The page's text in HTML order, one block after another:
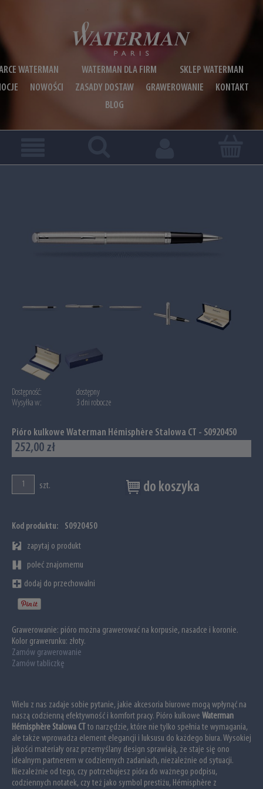
WATERMAN WATERMAN DLA FIRM
SKLEP WATERMAN
NOWOŚCI ZASADY DOSTAW GRAWEROWANIE
KONTAKT
BLOG
Dostępność:
dostępny
Wysyłka w:
3 dni robocze
Pióro kulkowe Waterman Hémisphère Stalowa CT - S0920450
252,00 zł
szt. do koszyka
Kod produktu: S0920450
zapytaj o produkt
poleć znajomemu
dodaj do przechowalni
Grawerowanie: pióro można grawerować na korpusie, nasadce i koronie.
Kolor grawerunku: złoty.
Zamów grawerowanie
Zamów tabliczkę
Wielu z nas zadaje sobie pytanie, jakie akcesoria biurowe mogą wpłynąć na
naszą codzienną efektywność i komfort pracy. Pióro kulkowe Waterman
Hémisphère Stalowa CT to narzędzie, które nie tylko spełnia te wymagania,
ale także wprowadza element elegancji i luksusu do każdego biura. Wysokiej
jakości materiały oraz przemyślany design sprawiają, że staje się ono
idealnym partnerem w codziennych zadaniach, niezależnie od sytuacji.
Niezależnie od tego, czy potrzebujesz pióra do ważnego podpisu,
codziennych notatek, czy też jako symbol prestiżu, Hémisphère z